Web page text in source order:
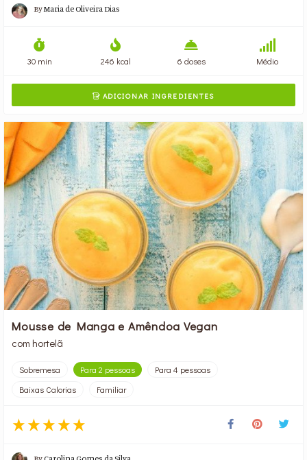
ByMaria de Oliveira Dias
30 min 246 kcal 6 doses Médio
ADICIONAR INGREDIENTES
Mousse de Manga e Amêndoa Vegan
com hortelã
Sobremesa Para 2 pessoas
Para 4 pessoas
Baixas Calorias
Familiar